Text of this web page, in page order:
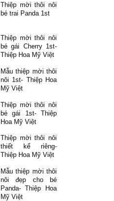
Thiệp mời thôi nôi
bé trai Panda 1st
Thiệp mời thôi nôi
bé gái Cherry 1st-
Thiệp Hoa Mỹ Việt
Mẫu thiệp mời thôi
nôi 1st- Thiệp Hoa
Mỹ Việt
Thiệp mời thôi nôi
bé gái 1st- Thiệp
Hoa Mỹ Việt
Thiệp mời thôi nôi
thiết kế riêng-
Thiệp Hoa Mỹ Việt
Mẫu thiệp mời thôi
nôi đẹp cho bé
Panda- Thiệp Hoa
Mỹ Việt